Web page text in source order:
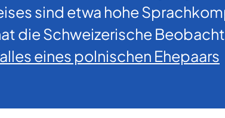
sind etwa hohe
die Schweizerische
eines polnischen Ehepaars